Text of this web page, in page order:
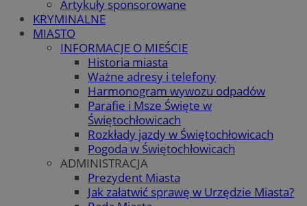
Artykuły sponsorowane
KRYMINALNE
MIASTO
INFORMACJE O MIEŚCIE
Historia miasta
Ważne adresy i telefony
Harmonogram wywozu odpadów
Parafie i Msze Święte w
Świętochłowicach
Rozkłady jazdy w Świętochłowicach
Pogoda w Świętochłowicach
ADMINISTRACJA
Prezydent Miasta
Jak załatwić sprawę w Urzędzie Miasta?